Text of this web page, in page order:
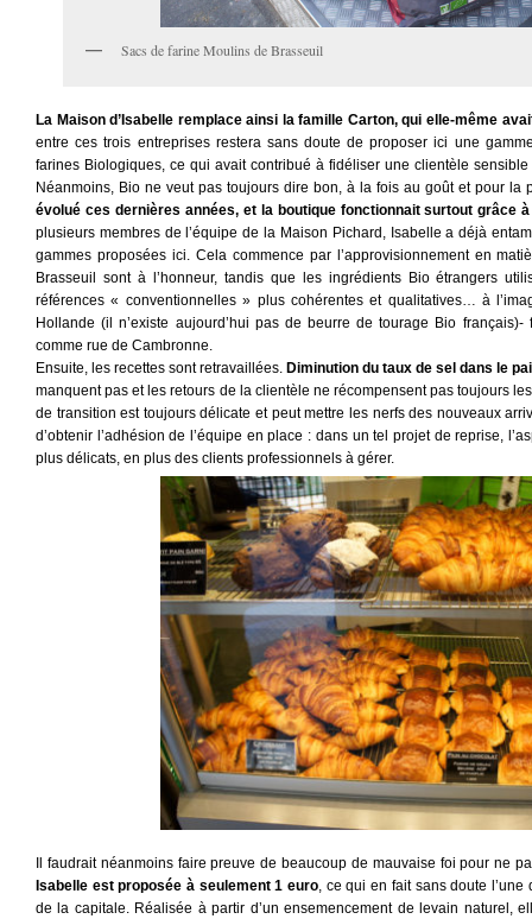
Sacs de farine Moulins de Brasseuil
La Maison d’Isabelle remplace ainsi la famille Carton, qui elle-même
entre ces trois entreprises restera sans doute de proposer ici une
farines Biologiques, ce qui avait contribué à fidéliser une clientèle
Néanmoins, Bio ne veut pas toujours dire bon, à la fois au goût et pour la
évolué ces dernières années, et la boutique fonctionnait surtout grâce
plusieurs membres de l’équipe de la Maison Pichard, Isabelle a déjà
gammes proposées ici. Cela commence par l’approvisionnement en
Brasseuil sont à l’honneur, tandis que les ingrédients Bio étrangers
références « conventionnelles » plus cohérentes et qualitatives… à
Hollande (il n’existe aujourd’hui pas de beurre de tourage Bio
comme rue de Cambronne.
Ensuite, les recettes sont retravaillées. Diminution du taux de sel dans le
manquent pas et les retours de la clientèle ne récompensent pas toujours
de transition est toujours délicate et peut mettre les nerfs des nouveaux
d’obtenir l’adhésion de l’équipe en place : dans un tel projet de reprise,
plus délicats, en plus des clients professionnels à gérer.
Il faudrait néanmoins faire preuve de beaucoup de mauvaise foi pour ne
Isabelle est proposée à seulement 1 euro, ce qui en fait sans doute
de la capitale. Réalisée à partir d’un ensemencement de levain naturel,